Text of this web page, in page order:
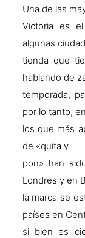
Una de las
Victoria es
algunas
tienda que
hablando de
temporada,
por lo tanto,
los que más
de «quita y
pon» han
Londres y en
la marca se
países en
si bien es